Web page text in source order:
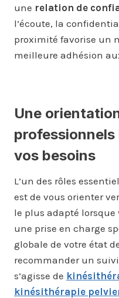
une relation de
l’écoute, la
proximité favorise un
meilleure adhésion
Une
professionnels
vos besoins
L’un des rôles
est de vous orienter
le plus adapté
une prise en charge
globale de votre état
recommander un
s’agisse de
kinésithérapie